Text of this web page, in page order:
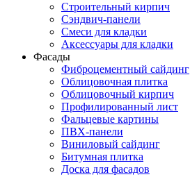
Строительный кирпич
Сэндвич-панели
Смеси для кладки
Аксессуары для кладки
Фасады
Фиброцементный сайдинг
Облицовочная плитка
Облицовочный кирпич
Профилированный лист
Фальцевые картины
ПВХ-панели
Виниловый сайдинг
Битумная плитка
Доска для фасадов